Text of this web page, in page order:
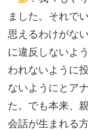
ました。それで
思えるわけがな
に違反しないよ
われないように
ないようにとア
た。でも本来、
会話が生まれる